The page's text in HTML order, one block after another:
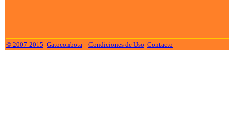
© 2007-2015 Gatoconbota Condiciones de Uso Contacto